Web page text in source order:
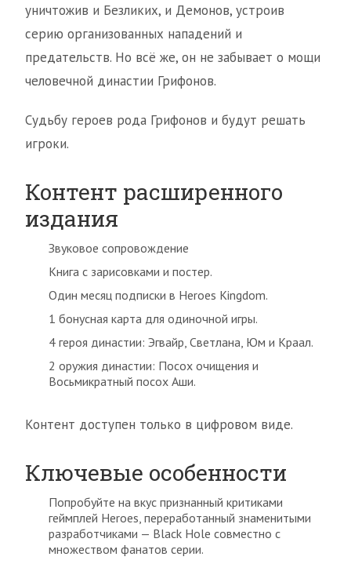
уничтожив и Безликих, и Демонов, устроив
серию организованных нападений и
предательств. Но всё же, он не забывает о мощи
человечной династии Грифонов.
Судьбу героев рода Грифонов и будут решать
игроки.
Контент расширенного
издания
Звуковое сопровождение
Книга с зарисовками и постер.
Один месяц подписки в Heroes Kingdom.
1 бонусная карта для одиночной игры.
4 героя династии: Эгвайр, Светлана, Юм и Краал.
2 оружия династии: Посох очищения и
Восьмикратный посох Аши.
Контент доступен только в цифровом виде.
Ключевые особенности
Попробуйте на вкус признанный критиками
геймплей Heroes, переработанный знаменитыми
разработчиками — Black Hole совместно с
множеством фанатов серии.